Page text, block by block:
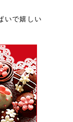
いで嬉しい